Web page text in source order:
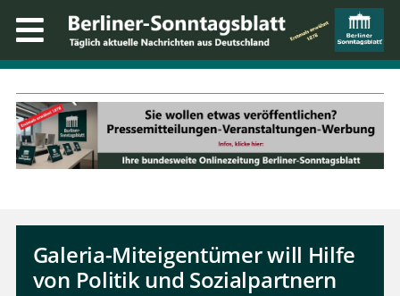
Galeria-Miteigentümer will Hilfe
von Politik und Sozialpartnern